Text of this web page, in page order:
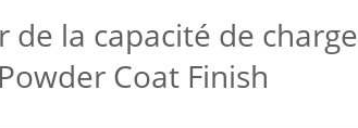
la capacité de charge
Coat Finish